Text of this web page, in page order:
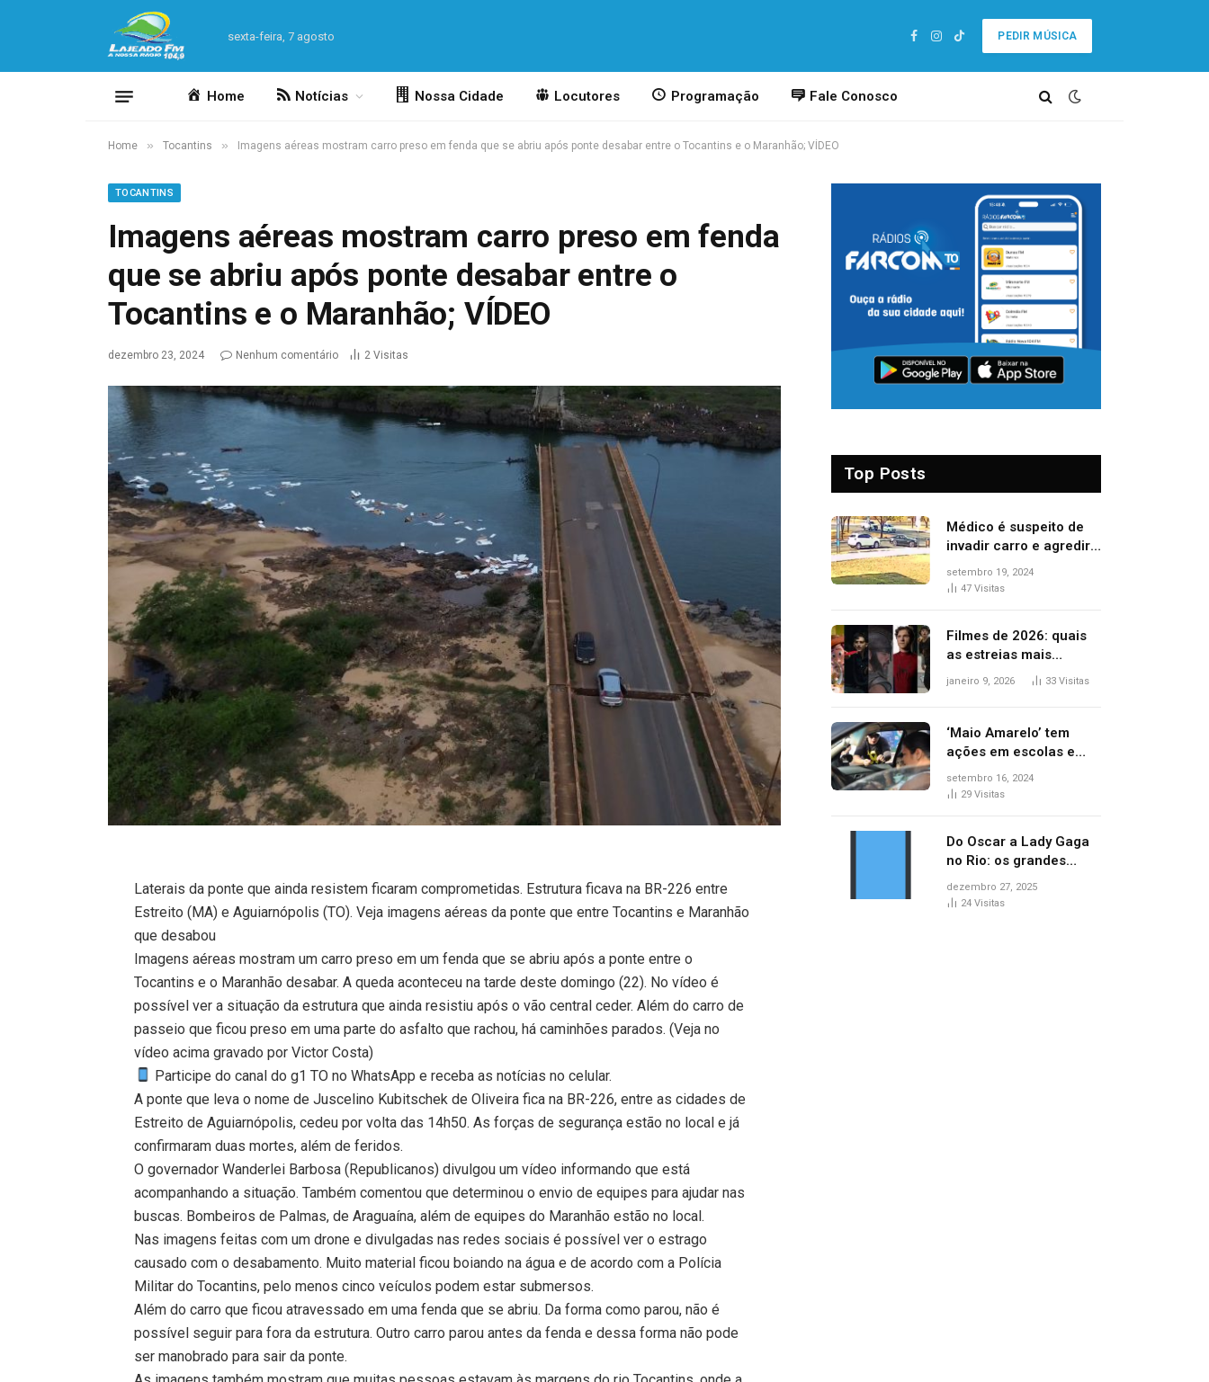
sexta-feira, 7 agosto
Facebook
Instagram
TikTok
PEDIR MÚSICA
Home Notícias Nossa Cidade Locutores Programação Fale Conosco
Home » Tocantins » Imagens aéreas mostram carro preso em fenda que se abriu após ponte desabar entre o Tocantins e o Maranhão; VÍDEO
TOCANTINS
Imagens aéreas mostram carro preso em fenda
que se abriu após ponte desabar entre o
Tocantins e o Maranhão; VÍDEO
dezembro 23, 2024 Nenhum comentário 2 Visitas
Laterais da ponte que ainda resistem ficaram comprometidas. Estrutura ficava na BR-226 entre
Estreito (MA) e Aguiarnópolis (TO). Veja imagens aéreas da ponte que entre Tocantins e Maranhão
que desabou
Imagens aéreas mostram um carro preso em um fenda que se abriu após a ponte entre o
Tocantins e o Maranhão desabar. A queda aconteceu na tarde deste domingo (22). No vídeo é
possível ver a situação da estrutura que ainda resistiu após o vão central ceder. Além do carro de
passeio que ficou preso em uma parte do asfalto que rachou, há caminhões parados. (Veja no
vídeo acima gravado por Victor Costa)
Participe do canal do g1 TO no WhatsApp e receba as notícias no celular.
A ponte que leva o nome de Juscelino Kubitschek de Oliveira fica na BR-226, entre as cidades de
Estreito de Aguiarnópolis, cedeu por volta das 14h50. As forças de segurança estão no local e já
confirmaram duas mortes, além de feridos.
O governador Wanderlei Barbosa (Republicanos) divulgou um vídeo informando que está
acompanhando a situação. Também comentou que determinou o envio de equipes para ajudar nas
buscas. Bombeiros de Palmas, de Araguaína, além de equipes do Maranhão estão no local.
Nas imagens feitas com um drone e divulgadas nas redes sociais é possível ver o estrago
causado com o desabamento. Muito material ficou boiando na água e de acordo com a Polícia
Militar do Tocantins, pelo menos cinco veículos podem estar submersos.
Além do carro que ficou atravessado em uma fenda que se abriu. Da forma como parou, não é
possível seguir para fora da estrutura. Outro carro parou antes da fenda e dessa forma não pode
ser manobrado para sair da ponte.
Top Posts
Médico é suspeito de
invadir carro e agredir
delegado aposentado
durante confusão no
setembro 19, 2024
47 Visitas
Filmes de 2026: quais
as estreias mais
aguardadas do ano?
janeiro 9, 2026 33 Visitas
‘Maio Amarelo’ tem
ações em escolas e
ruas para prevenir
acidentes no trânsito
setembro 16, 2024
29 Visitas
Do Oscar a Lady Gaga
no Rio: os grandes
marcos da cultura em
2025
dezembro 27, 2025
24 Visitas